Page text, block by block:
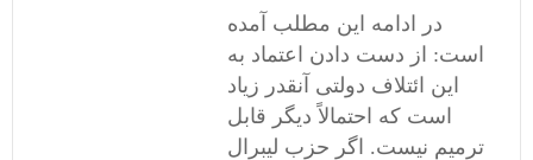
در ادامه این مطلب آمده
است: از دست دادن اعتماد به
این ائتلاف دولتی آنقدر زیاد
است که احتمالاً دیگر قابل
ترمیم نیست. اگر حزب لیبرال